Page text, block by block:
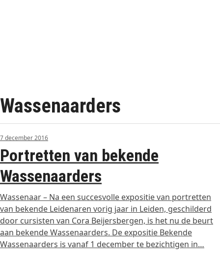
Wassenaarders
7 december 2016
Portretten van bekende
Wassenaarders
Wassenaar – Na een succesvolle expositie van portretten
van bekende Leidenaren vorig jaar in Leiden, geschilderd
door cursisten van Cora Beijersbergen, is het nu de beurt
aan bekende Wassenaarders. De expositie Bekende
Wassenaarders is vanaf 1 december te bezichtigen in…